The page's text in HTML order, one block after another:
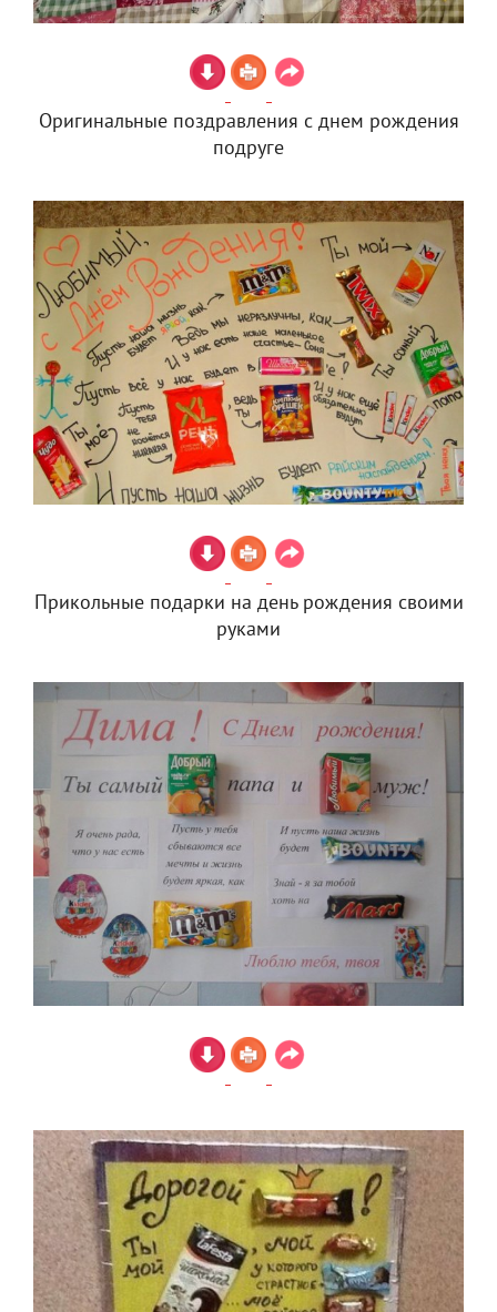
Оригинальные поздравления с днем рождения
подруге
Прикольные подарки на день рождения своими
руками